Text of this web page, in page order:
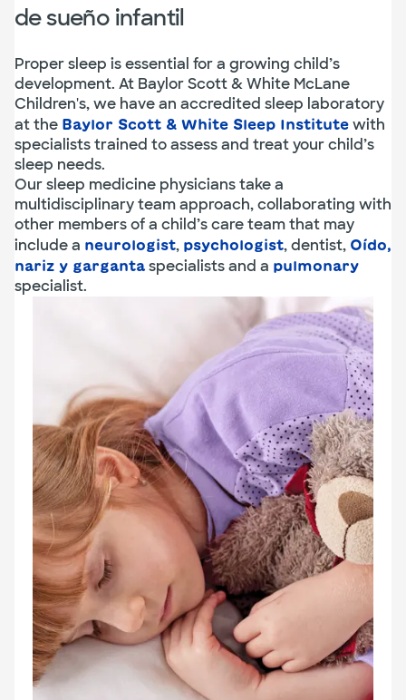
de sueño infantil
Proper sleep is essential for a growing child’s
development. At Baylor Scott & White McLane
Children's, we have an accredited sleep laboratory
at the Baylor Scott & White Sleep Institute with
specialists trained to assess and treat your child’s
sleep needs.
Our sleep medicine physicians take a
multidisciplinary team approach, collaborating with
other members of a child’s care team that may
include a neurologist, psychologist, dentist, Oído,
nariz y garganta specialists and a pulmonary
specialist.